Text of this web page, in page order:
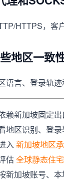
HTTPS，客
地区一致
语言、登录轨
赖新加坡固定
地区识别、登
入 新加坡地区
估全球静态住
新加坡账号、